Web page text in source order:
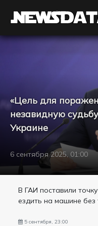
«Цель для
незавидную
Украине
6 сентября 2025, 01:00
В ГАИ поставили
ездить на машине без
5 сентября, 23:00